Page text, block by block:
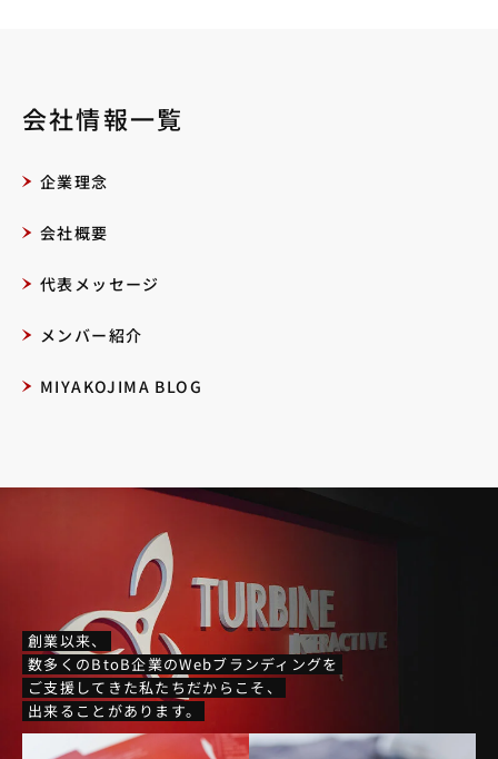
会社情報一覧
企業理念
会社概要
代表メッセージ
メンバー紹介
MIYAKOJIMA BLOG
創業以来、
数多くのBtoB企業のWebブランディングを
ご支援してきた私たちだからこそ、
出来ることがあります。